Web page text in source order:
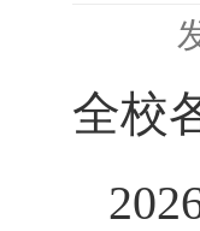
全校